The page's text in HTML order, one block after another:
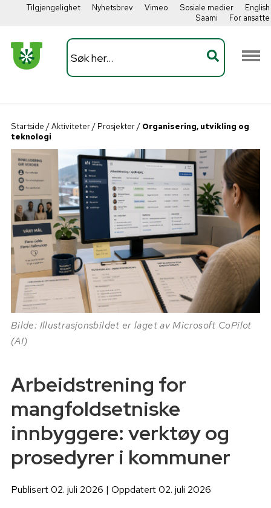
Tilgjengelighet Nyhetsbrev Vimeo Sosiale medier
English
Saami
For ansatte
Startside /Aktiviteter/ Prosjekter/ Organisering, utvikling og
teknologi
Bilde: Illustrasjonsbildet er laget av Microsoft CoPilot
(AI)
Arbeidstrening for
mangfoldsetniske
innbyggere: verktøy og
prosedyrer i kommuner
Publisert 02. juli 2026 | Oppdatert 02. juli 2026